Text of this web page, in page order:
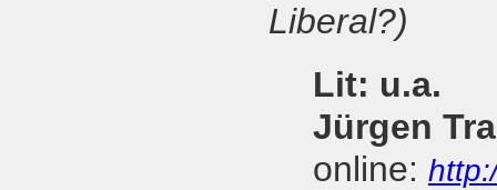
Liberal?)
Lit: u.a.
Jürgen
online: